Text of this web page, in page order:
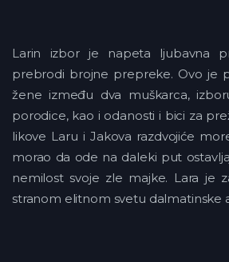
Larin izbor je napeta ljubavna
prebrodi brojne prepreke. Ovo je
žene između dva muškarca,
porodice, kao i odanosti i bici za
likove Laru i Jakova razdvojiće
morao da ode na daleki put
nemilost svoje zle majke. Lara je
stranom elitnom svetu dalmatinske